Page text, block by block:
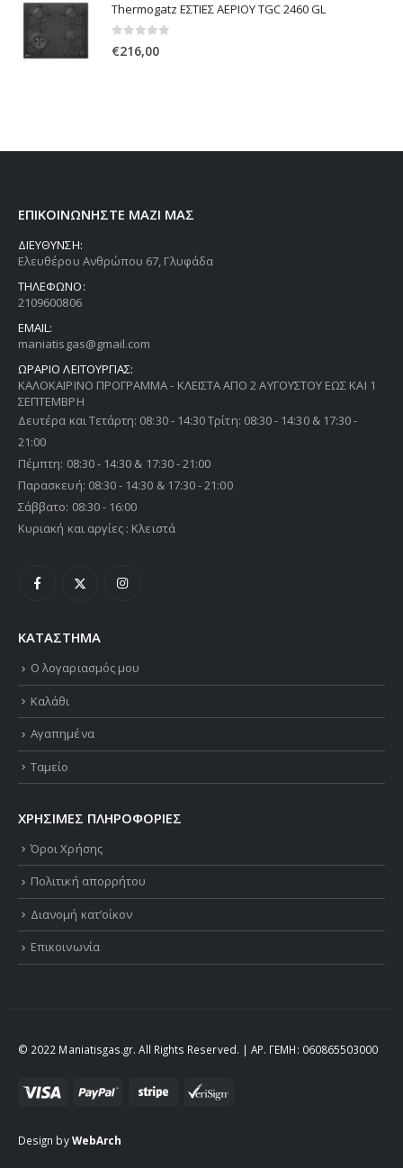
Thermogatz ΕΣΤΙΕΣ ΑΕΡΙΟΥ TGC 2460 GL
€216,00
ΕΠΙΚΟΙΝΩΝΗΣΤΕ ΜΑΖΙ ΜΑΣ
ΔΙΕΥΘΥΝΣΗ:
Ελευθέρου Ανθρώπου 67, Γλυφάδα
ΤΗΛΕΦΩΝΟ:
2109600806
EMAIL:
maniatisgas@gmail.com
ΩΡΑΡΙΟ ΛΕΙΤΟΥΡΓΙΑΣ:
ΚΑΛΟΚΑΙΡΙΝΟ ΠΡΟΓΡΑΜΜΑ - ΚΛΕΙΣΤΑ ΑΠΟ 2 ΑΥΓΟΥΣΤΟΥ ΕΩΣ ΚΑΙ 1
ΣΕΠΤΕΜΒΡΗ
Δευτέρα και Τετάρτη: 08:30 - 14:30 Τρίτη: 08:30 - 14:30 & 17:30 -
21:00
Πέμπτη: 08:30 - 14:30 & 17:30 - 21:00
Παρασκευή: 08:30 - 14:30 & 17:30 - 21:00
Σάββατο: 08:30 - 16:00
Κυριακή και αργίες : Κλειστά
ΚΑΤΑΣΤΗΜΑ
Ο λογαριασμός μου
Καλάθι
Αγαπημένα
Ταμείο
ΧΡΗΣΙΜΕΣ ΠΛΗΡΟΦΟΡΙΕΣ
Όροι Χρήσης
Πολιτική απορρήτου
Διανομή κατ’οίκον
Επικοινωνία
© 2022 Maniatisgas.gr. All Rights Reserved. | ΑΡ. ΓΕΜΗ: 060865503000
Design byWebArch